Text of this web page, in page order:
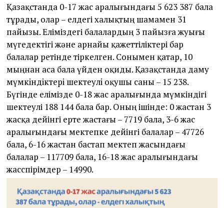
Қазақстанда 0-17 жас аралығындағы 5 623 387 бала
тұрады, олар – елдегі халықтың шамамен 31
пайызы. Еліміздегі балалардың 3 пайызға жуығы
мүгедектігі және арнайы қажеттіліктері бар
балалар ретінде тіркелген. Сонымен қатар, 10
мыңнан аса бала үйден оқиды. Қазақстанда даму
мүмкiндiктерi шектеулi оқушы саны – 15 238.
Бүгінде елімізде 0-18 жас аралығында мүмкіндігі
шектеулі 188 144 бала бар. Оның ішінде: 0 жастан 3
жасқа дейінгі ерте жастағы – 7719 бала, 3-6 жас
аралығындағы мектепке дейінгі балалар – 47726
бала, 6-16 жастан бастап мектеп жасындағы
балалар – 117709 бала, 16-18 жас аралығындағы
жасөспірімдер – 14990.